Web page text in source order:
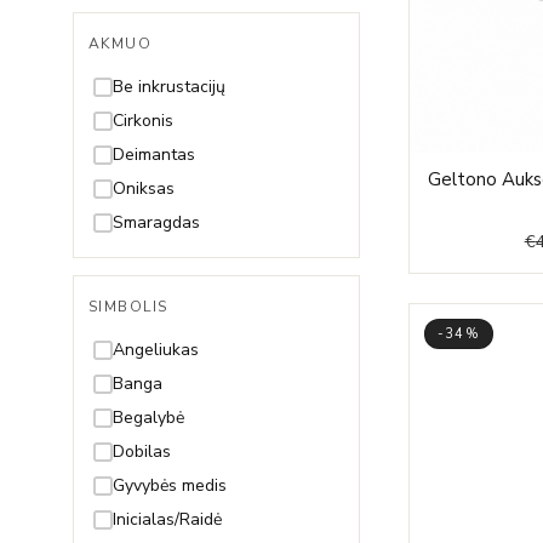
AKMUO
Be inkrustacijų
Cirkonis
Deimantas
Oniksas
Smaragdas
SIMBOLIS
Angeliukas
Banga
Begalybė
Dobilas
Gyvybės medis
Inicialas/Raidė
Geltono
€
-34%